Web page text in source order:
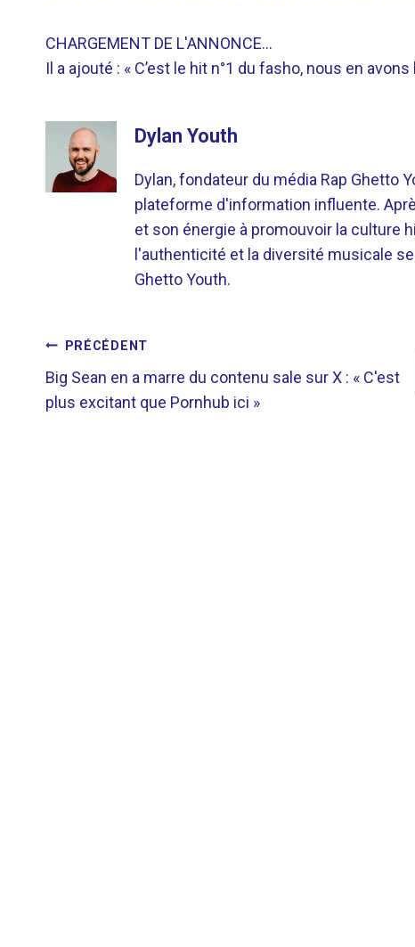
CHARGEMENT DE L'ANNONCE…
Il a ajouté : « C’est le hit n°1 du fasho, nous en
Dylan Youth
Dylan, fondateur du média Rap Ghetto
plateforme d'information influente.
et son énergie à promouvoir la culture
l'authenticité et la diversité musicale
Ghetto Youth.
NAVIGATION
DE
PRÉCÉDENT
Big Sean en a marre du contenu sale sur X : « C'est
plus excitant que Pornhub ici »